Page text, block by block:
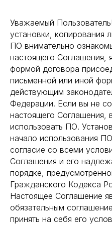
Уважаемый
установки, копирования
ПО внимательно
настоящего Соглашения,
формой договора
письменной или иной
действующим
Федерации. Если вы не
настоящего Соглашения,
использовать ПО.
начало использования
согласие со всеми
Соглашения и его
порядке,
Гражданского Кодекса
Настоящее Соглашение
обязательным
принять на себя его